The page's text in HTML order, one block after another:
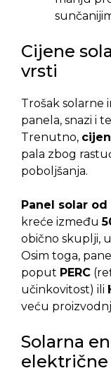
Cijene
vrsti
Trošak solarne
panela, snazi i
Trenutno,
pala zbog
poboljšanja.
Panel solar od
kreće između
obično skuplji,
Osim toga,
poput PERC
učinkovitost) ili
veću
Solarna
električne